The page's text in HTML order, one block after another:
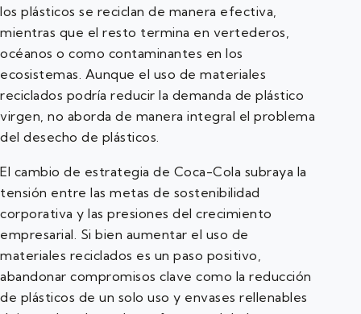
los plásticos se reciclan de manera efectiva,
mientras que el resto termina en vertederos,
océanos o como contaminantes en los
ecosistemas. Aunque el uso de materiales
reciclados podría reducir la demanda de plástico
virgen, no aborda de manera integral el problema
del desecho de plásticos.
El cambio de estrategia de Coca-Cola subraya la
tensión entre las metas de sostenibilidad
corporativa y las presiones del crecimiento
empresarial. Si bien aumentar el uso de
materiales reciclados es un paso positivo,
abandonar compromisos clave como la reducción
de plásticos de un solo uso y envases rellenables